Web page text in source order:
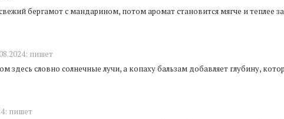
бергамот с мандарином, потом аромат становится мягче и теплее
пишет
здесь словно солнечные лучи, а копаху бальзам добавляет глубину,
пишет